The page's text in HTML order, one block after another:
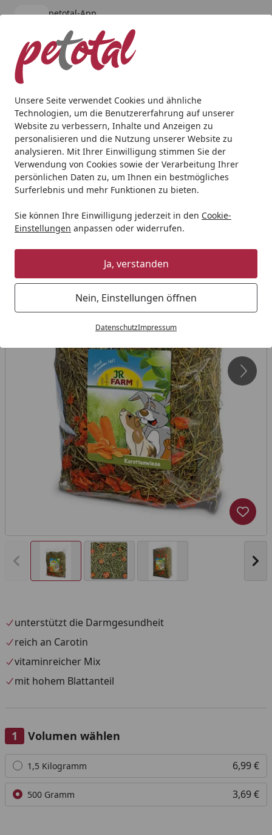
Unsere Seite verwendet Cookies und ähnliche
Technologien, um die Benutzererfahrung auf unserer
Website zu verbessern, Inhalte und Anzeigen zu
personalisieren und die Nutzung unserer Website zu
analysieren. Mit Ihrer Einwilligung stimmen Sie der
Verwendung von Cookies sowie der Verarbeitung Ihrer
persönlichen Daten zu, um Ihnen ein bestmögliches
Surferlebnis und mehr Funktionen zu bieten.
Sie können Ihre Einwilligung jederzeit in den Cookie-
Einstellungen anpassen oder widerrufen.
Ja, verstanden
Nein, Einstellungen öffnen
DatenschutzImpressum
petotal-App
kostenlos - Im App Store
Alle Produkte
Mein Konto
Suchen
Startseite
Andere Tierarten Kleintier Kleintierfutter
JR FARM Nager Karottenwiese
Raufutter für Kleintiere
(1 Bewertung)
Vorheriges Bild anzeigen
BALD VERGRIFFEN
unterstützt die Darmgesundheit
reich an Carotin
vitaminreicher Mix
mit hohem Blattanteil
Volumen wählen
Alle anzeigen (2)
1,5 Kilogramm 6,99 €
500 Gramm 3,69 €